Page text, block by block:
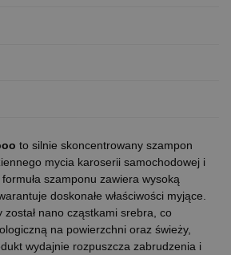
to silnie skoncentrowany szampon
mycia karoserii samochodowej i
szamponu zawiera wysoką
doskonałe właściwości myjące.
nano cząstkami srebra, co
na powierzchni oraz świeży,
wydajnie rozpuszcza zabrudzenia i